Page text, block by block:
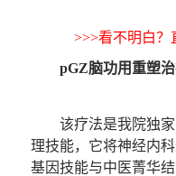
>>>看不明白？
pGZ脑功用重塑
该疗法是我院独家
理技能，它将神经内
基因技能与中医菁华